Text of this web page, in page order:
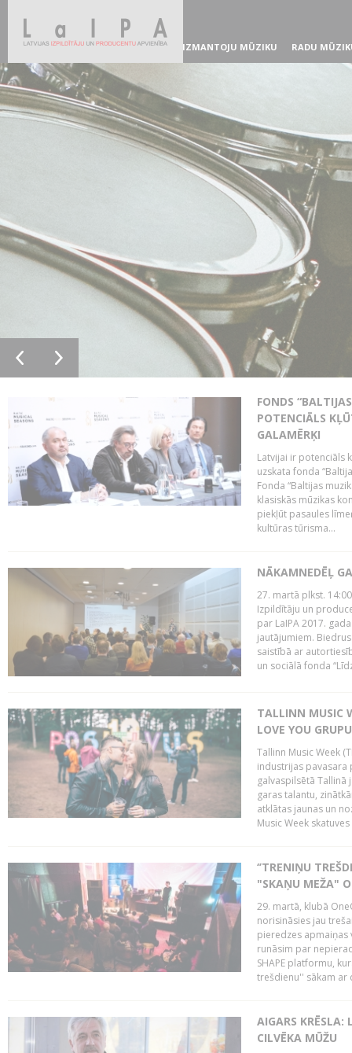
IZMANTOJU MŪZIKU RADU
FONDS
POTENCIĀLS
GALAMĒRĶI
Latvijai ir potenciāls
uzskata fonda
Fonda “Baltijas
klasiskās mūzikas
piekļūt pasaules
kultūras tūrisma...
NĀKAMNEDĒĻ
27. martā plkst.
Izpildītāju un
par LaIPA 2017.
jautājumiem.
saistībā ar
un sociālā fonda
TALLINN MUSIC
LOVE YOU
Tallinn Music Week
industrijas pavasara
galvaspilsētā Tallinā
garas talantu,
atklātas jaunas un
Music Week
‘’TRENIŅU
"SKAŅU MEŽA"
29. martā, klubā
norisināsies jau
pieredzes apmaiņas
runāsim par
SHAPE platformu,
trešdienu'' sākam ar
AIGARS KRĒSLA:
CILVĒKA MŪŽU